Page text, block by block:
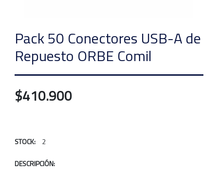
Pack 50 Conectores USB-A de
Repuesto ORBE Comil
$410.900
STOCK: 2
DESCRIPCIÓN: